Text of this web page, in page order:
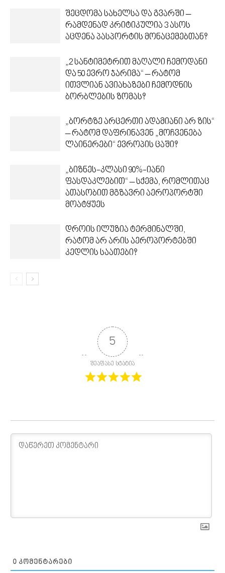
შეცდომა სახელსა და გვარში –
რამდენად კრიტიკულია 3 ასოს
აცდენა პასპორტის მონაცემებთან?
„2 სანტიმეტრით მაღალი ჩემოდანი
და 50 ევრო ჯარიმა“ – რატომ
ითვლიან ავიახაზები ჩემოდნის
ბორბლების ზომას?
„ბორტზე არცერთი ადამიანი არ ზის“
– რატომ დაფრინავენ „მოჩვენება
ლაინერები“ ევროპის ცაში?
„ბიზნეს-კლასი 90%-იანი
ფასდაკლებით“ – სქემა, რომლითაც
ათასობით მგზავრი აეროპორტში
მოატყუეს
დროის ილუზია ტერმინალში,
რატომ არ არის აეროპორტებში
კედლის საათები?
5
შეაფასე სტატია
0 ᲙᲝᲛᲔᲜᲢᲐᲠᲔᲑᲘ